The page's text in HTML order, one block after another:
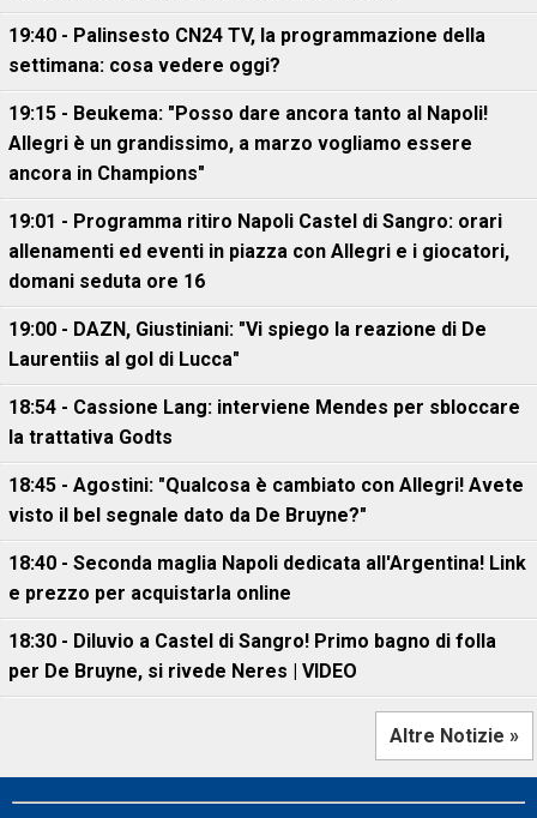
19:40 - Palinsesto CN24 TV, la programmazione della
settimana: cosa vedere oggi?
19:15 - Beukema: "Posso dare ancora tanto al Napoli!
Allegri è un grandissimo, a marzo vogliamo essere
ancora in Champions"
19:01 - Programma ritiro Napoli Castel di Sangro: orari
allenamenti ed eventi in piazza con Allegri e i giocatori,
domani seduta ore 16
19:00 - DAZN, Giustiniani: "Vi spiego la reazione di De
Laurentiis al gol di Lucca"
18:54 - Cassione Lang: interviene Mendes per sbloccare
la trattativa Godts
18:45 - Agostini: "Qualcosa è cambiato con Allegri! Avete
visto il bel segnale dato da De Bruyne?"
18:40 - Seconda maglia Napoli dedicata all'Argentina! Link
e prezzo per acquistarla online
18:30 - Diluvio a Castel di Sangro! Primo bagno di folla
per De Bruyne, si rivede Neres | VIDEO
Altre Notizie »